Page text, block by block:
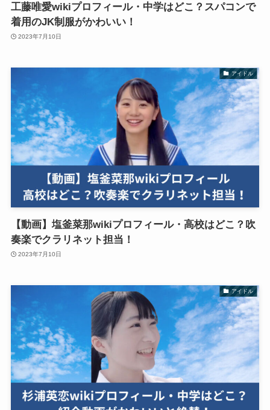
工藤唯愛wikiプロフィール・中学はどこ？スパコンで
着用のJK制服がかわいい！
2023年7月10日
アイドル
【動画】塩釜菜那wikiプロフィール・高校はどこ？吹
奏楽でクラリネット担当！
2023年7月10日
アイドル